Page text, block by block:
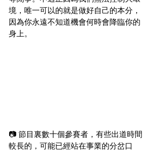
境，唯一可以的就是做好自己的本分，
因為你永遠不知道機會何時會降臨你的
身上。
📷 節目裏數十個參賽者，有些出道時間
較長的，可能已經站在事業的分岔口